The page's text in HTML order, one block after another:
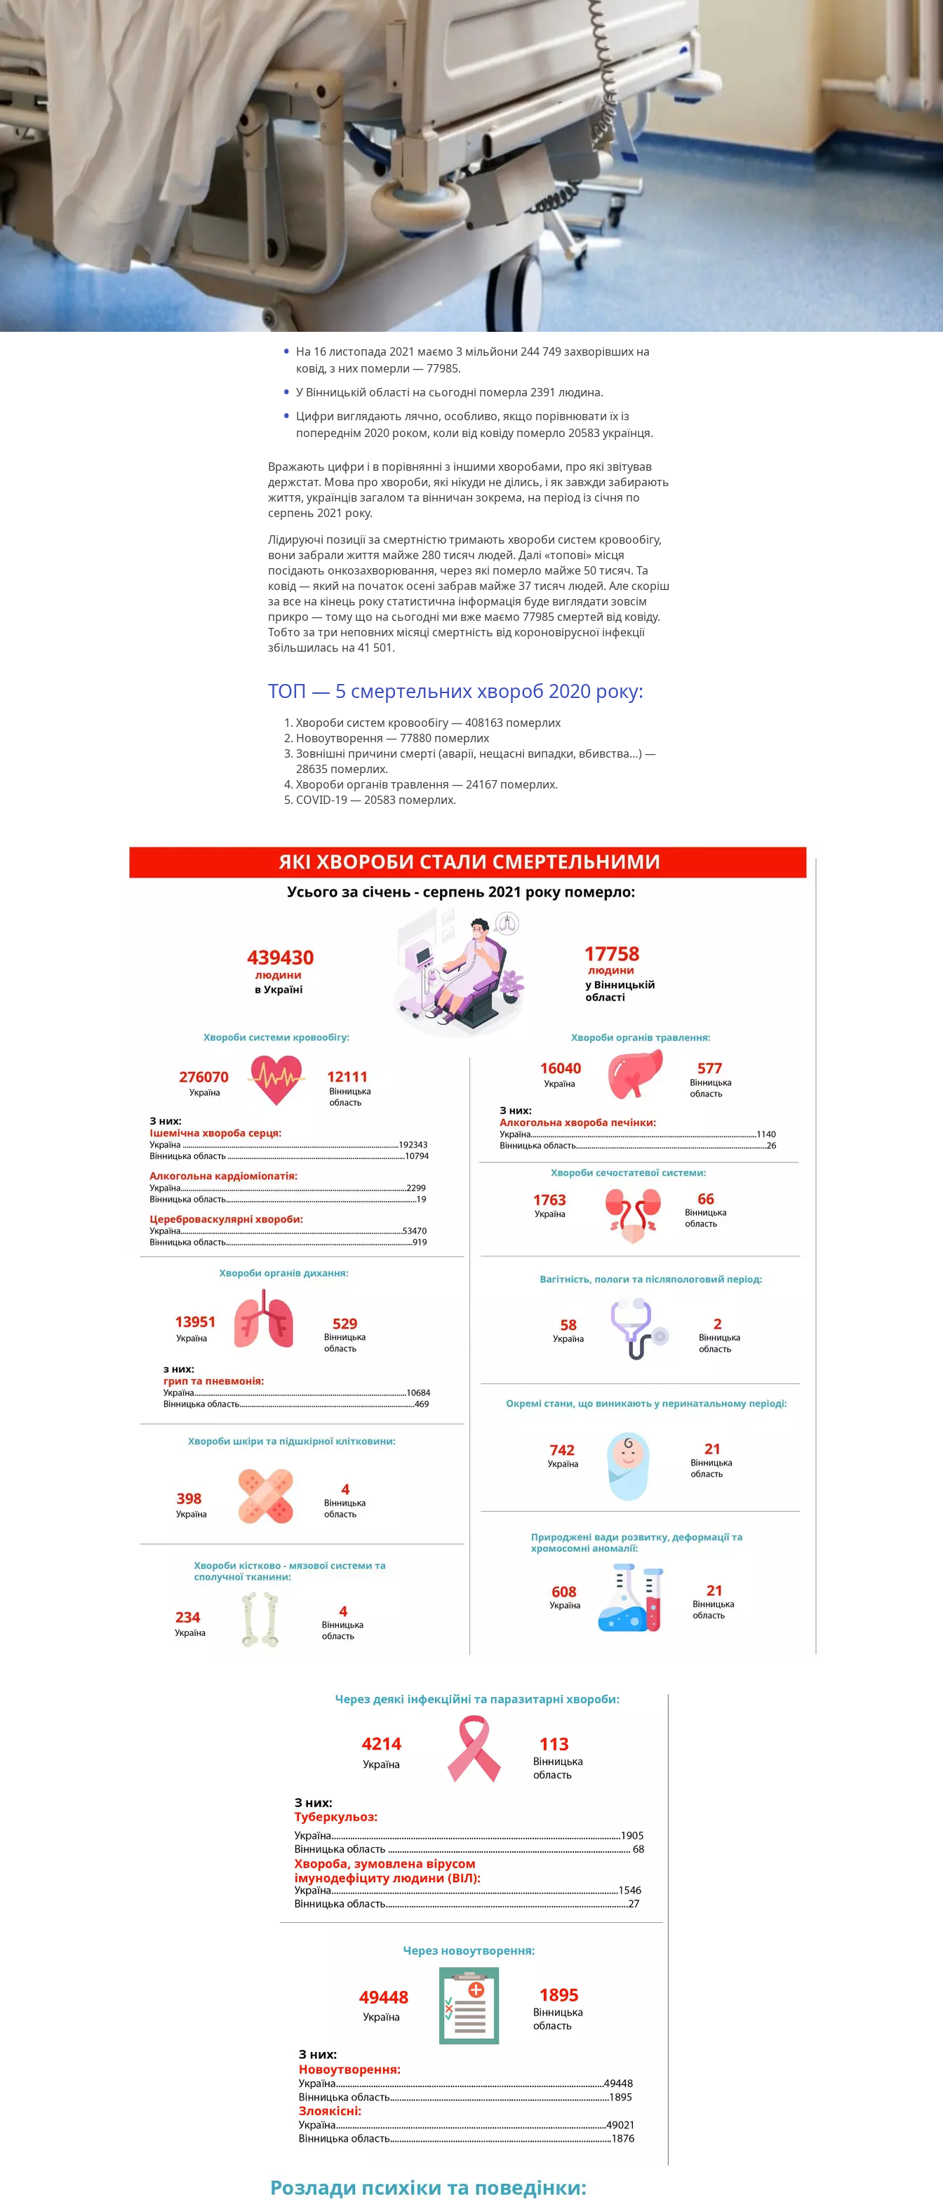
На 16 листопада 2021 маємо 3 мільйони 244 749 захворівших на
ковід, з них померли — 77985.
У Вінницькій області на сьогодні померла 2391 людина.
Цифри виглядають лячно, особливо, якщо порівнювати їх із
попереднім 2020 роком, коли від ковіду померло 20583 українця.
Вражають цифри і в порівнянні з іншими хворобами, про які звітував
держстат. Мова про хвороби, які нікуди не ділись, і як завжди забирають
життя, українців загалом та вінничан зокрема, на період із січня по
серпень 2021 року.
Лідируючі позиції за смертністю тримають хвороби систем кровообігу,
вони забрали життя майже 280 тисяч людей. Далі «топові» місця
посідають онкозахворювання, через які померло майже 50 тисяч. Та
ковід — який на початок осені забрав майже 37 тисяч людей. Але скоріш
за все на кінець року статистична інформація буде виглядати зовсім
прикро — тому що на сьогодні ми вже маємо 77985 смертей від ковіду.
Тобто за три неповних місяці смертність від короновірусної інфекції
збільшилась на 41 501.
ТОП — 5 смертельних хвороб 2020 року:
Хвороби систем кровообігу — 408163 померлих
Новоутворення — 77880 померлих
Зовнішні причини смерті (аварії, нещасні випадки, вбивства…) —
28635 померлих.
Хвороби органів травлення — 24167 померлих.
COVID-19 — 20583 померлих.